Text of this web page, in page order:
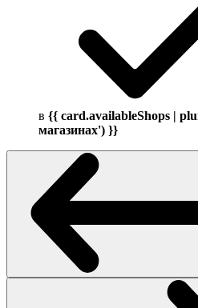
в {{ card.availableShops |
магазинах') }}